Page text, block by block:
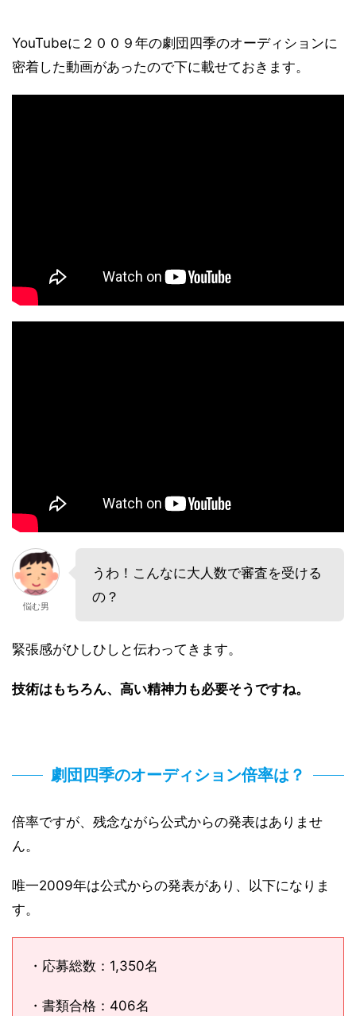
YouTubeに２００９年の劇団四季のオーディションに
密着した動画があったので下に載せておきます。
悩む男
うわ！こんなに大人数で審査を受ける
の？
緊張感がひしひしと伝わってきます。
技術はもちろん、高い精神力も必要そうですね。
劇団四季のオーディション倍率は？
倍率ですが、残念ながら公式からの発表はありませ
ん。
唯一2009年は公式からの発表があり、以下になりま
す。
・応募総数：1,350名
・書類合格：406名